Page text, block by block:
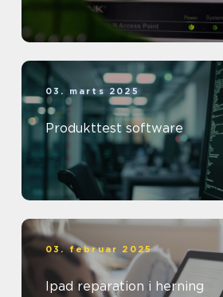
03. marts 2025
Produkttest software
03. februar 2025
Ipad reparation i herning